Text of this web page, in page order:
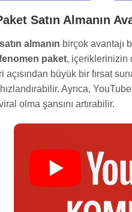
Satın Almanın
almanın birçok avantajı
paket, içeriklerinizin
büyük bir fırsat
Ayrıca,
olma şansını artırabilir.